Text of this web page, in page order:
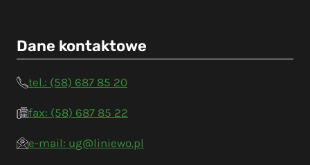
Dane kontaktowe
tel.: (58) 687 85 20
fax: (58) 687 85 22
e-mail: ug@liniewo.pl